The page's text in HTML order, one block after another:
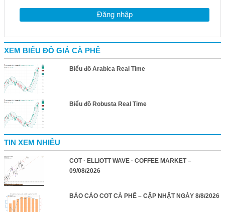
Đăng nhập
XEM BIỂU ĐỒ GIÁ CÀ PHÊ
Biểu đồ Arabica Real Time
Biểu đồ Robusta Real Time
TIN XEM NHIỀU
COT · ELLIOTT WAVE · COFFEE MARKET –
09/08/2026
BÁO CÁO COT CÀ PHÊ – CẬP NHẬT NGÀY 8/8/2026